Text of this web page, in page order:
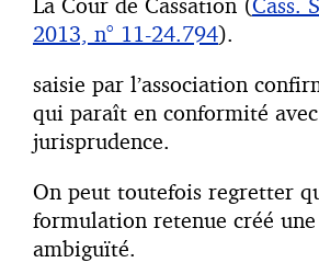
2013, n° 11-24.794).
saisie par l’association
qui paraît en conformité
jurisprudence.
On peut toutefois regretter
formulation retenue créé
ambiguïté.